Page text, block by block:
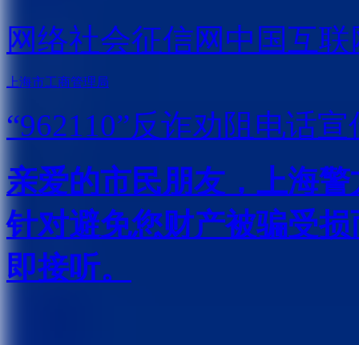
网络社会征信网 中国互
上海市工商管理局
“962110”反诈劝阻电话宣
亲爱的市民朋友，上海
针对避免您财产被骗受
即接听。